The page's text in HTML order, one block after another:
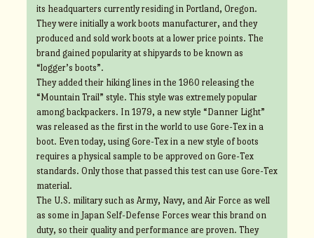
its headquarters currently residing in Portland, Oregon.
They were initially a work boots manufacturer, and they
produced and sold work boots at a lower price points. The
brand gained popularity at shipyards to be known as
“logger’s boots”.
They added their hiking lines in the 1960 releasing the
“Mountain Trail” style. This style was extremely popular
among backpackers. In 1979, a new style “Danner Light”
was released as the first in the world to use Gore-Tex in a
boot. Even today, using Gore-Tex in a new style of boots
requires a physical sample to be approved on Gore-Tex
standards. Only those that passed this test can use Gore-Tex
material.
The U.S. military such as Army, Navy, and Air Force as well
as some in Japan Self-Defense Forces wear this brand on
duty, so their quality and performance are proven. They